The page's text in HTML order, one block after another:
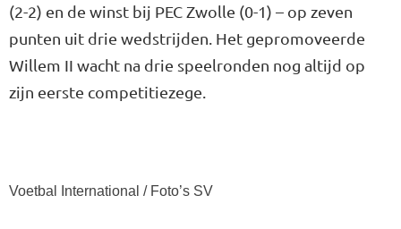
(2-2) en de winst bij PEC Zwolle (0-1) – op zeven
punten uit drie wedstrijden. Het gepromoveerde
Willem II wacht na drie speelronden nog altijd op
zijn eerste competitiezege.
Voetbal International / Foto’s SV